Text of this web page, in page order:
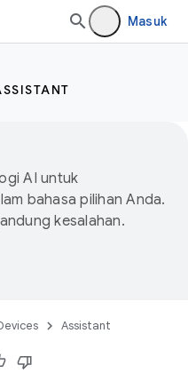
Masuk
AI untuk
bahasa pilihan Anda.
kesalahan.
Assistant